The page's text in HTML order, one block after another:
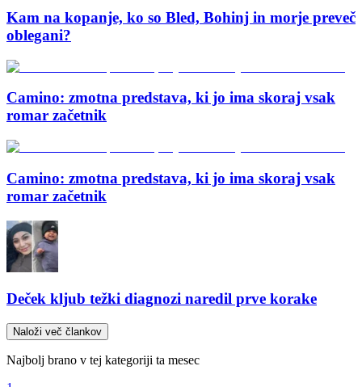
Kam na kopanje, ko so Bled, Bohinj in morje preveč
oblegani?
Camino: zmotna predstava, ki jo ima skoraj vsak
romar začetnik
Camino: zmotna predstava, ki jo ima skoraj vsak
romar začetnik
Deček kljub težki diagnozi naredil prve korake
Naloži več člankov
Najbolj brano v tej kategoriji ta mesec